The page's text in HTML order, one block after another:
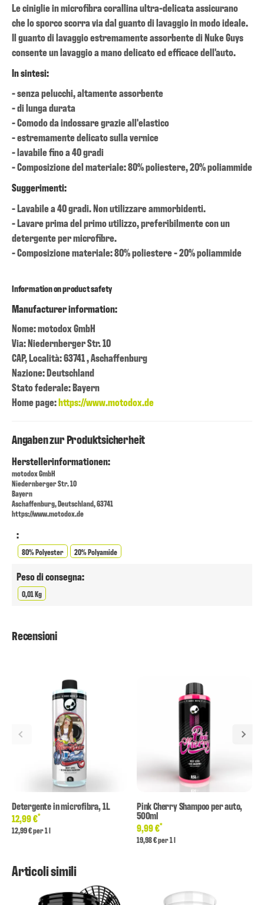
Le ciniglie in microfibra corallina ultra-delicata assicurano
che lo sporco scorra via dal guanto di lavaggio in modo ideale.
Il guanto di lavaggio estremamente assorbente di Nuke Guys
consente un lavaggio a mano delicato ed efficace dell'auto.
In sintesi:
- senza pelucchi, altamente assorbente
- di lunga durata
- Comodo da indossare grazie all'elastico
- estremamente delicato sulla vernice
- lavabile fino a 40 gradi
- Composizione del materiale: 80% poliestere, 20% poliammide
Suggerimenti:
- Lavabile a 40 gradi. Non utilizzare ammorbidenti.
- Lavare prima del primo utilizzo, preferibilmente con un
detergente per microfibre.
- Composizione materiale: 80% poliestere - 20% poliammide
Information on product safety
Manufacturer information:
Nome: motodox GmbH
Via: Niedernberger Str. 10
CAP, Località: 63741 , Aschaffenburg
Nazione: Deutschland
Stato federale: Bayern
Home page:https://www.motodox.de
Angaben zur Produktsicherheit
Herstellerinformationen:
motodox GmbH
Niedernberger Str. 10
Bayern
Aschaffenburg, Deutschland, 63741
https://www.motodox.de
:
80% Polyester 20% Polyamide
Peso di consegna:
0,01 Kg
Recensioni
Detergente in microfibra, 1L
12,99 €*
12,99 € per 1 l
Pink Cherry Shampoo per auto,
500ml
9,99 €*
19,98 € per 1 l
Articoli simili